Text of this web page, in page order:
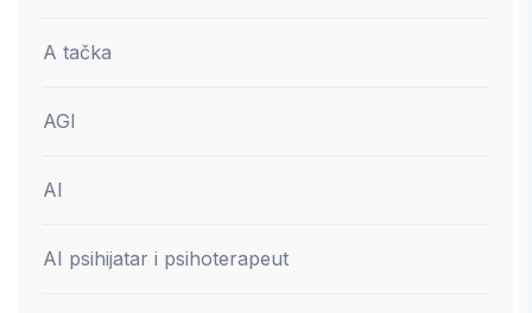
A tačka
AGI
AI
AI psihijatar i psihoterapeut